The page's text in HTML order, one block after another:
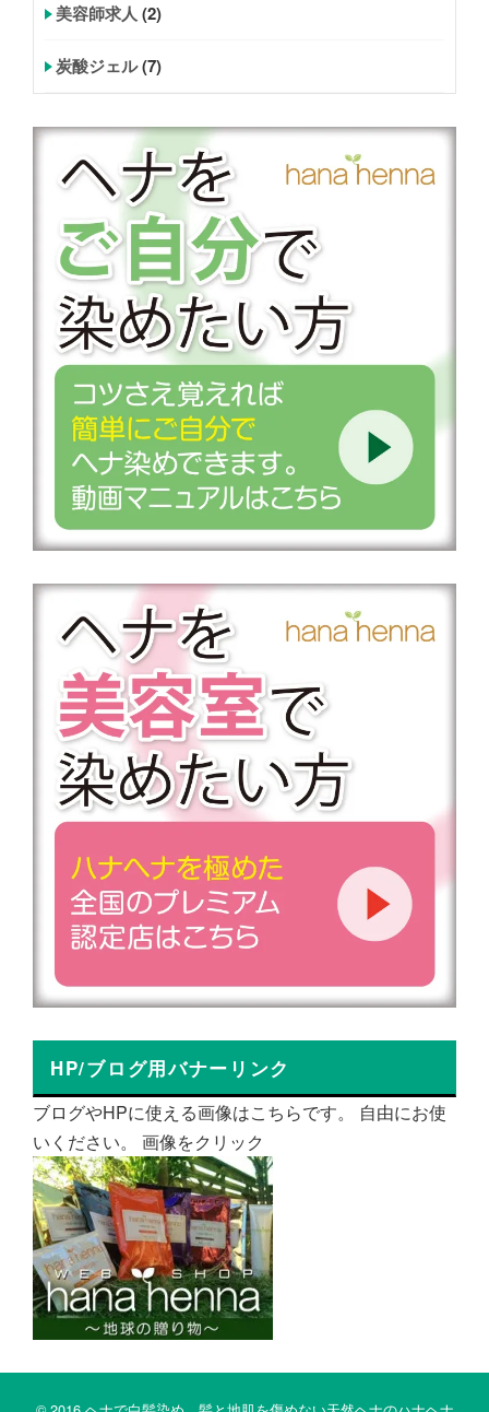
美容師求人 (2)
炭酸ジェル(7)
HP/ブログ用バナーリンク
ブログやHPに使える画像はこちらです。 自由にお使
いください。 画像をクリック